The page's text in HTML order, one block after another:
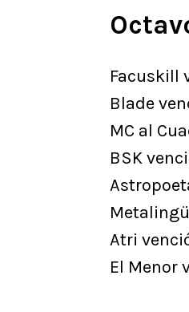
Facuskill
Blade
MC al
BSK
Atri
El Menor